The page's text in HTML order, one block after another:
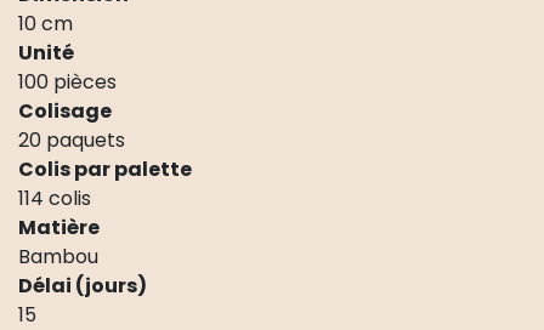
10 cm
Unité
100 pièces
Colisage
20 paquets
Colis par palette
114 colis
Matière
Bambou
Délai (jours)
15